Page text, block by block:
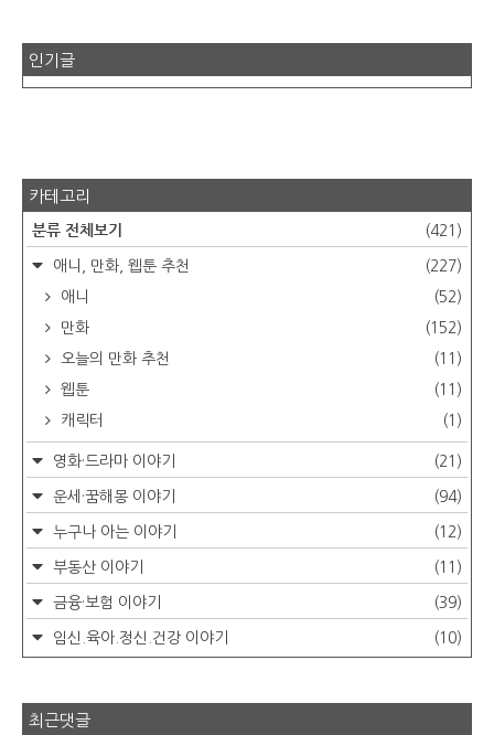
인기글
카테고리
분류 전체보기 (421)
애니, 만화, 웹툰 추천
(227)
애니
(52)
만화
(152)
오늘의 만화 추천
(11)
웹툰
(11)
캐릭터
(1)
영화·드라마 이야기 (21)
운세·꿈해몽 이야기 (94)
누구나 아는 이야기 (12)
부동산 이야기 (11)
금융·보험 이야기 (39)
임신.육아.정신.건강 이야기 (10)
최근댓글